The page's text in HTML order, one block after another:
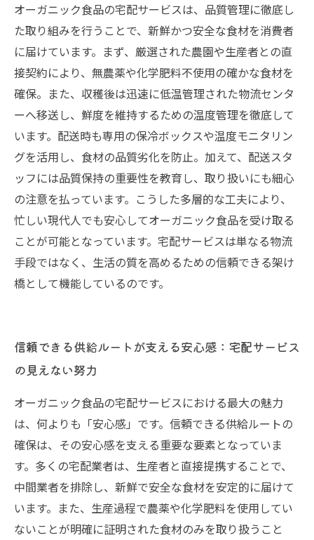
オーガニック食品の宅配サービスは、品質管理に徹底し
た取り組みを行うことで、新鮮かつ安全な食材を消費者
に届けています。まず、厳選された農園や生産者との直
接契約により、無農薬や化学肥料不使用の確かな食材を
確保。また、収穫後は迅速に低温管理された物流センタ
ーへ移送し、鮮度を維持するための温度管理を徹底して
います。配送時も専用の保冷ボックスや温度モニタリン
グを活用し、食材の品質劣化を防止。加えて、配送スタ
ッフには品質保持の重要性を教育し、取り扱いにも細心
の注意を払っています。こうした多層的な工夫により、
忙しい現代人でも安心してオーガニック食品を受け取る
ことが可能となっています。宅配サービスは単なる物流
手段ではなく、生活の質を高めるための信頼できる架け
橋として機能しているのです。
信頼できる供給ルートが支える安心感：宅配サービス
の見えない努力
オーガニック食品の宅配サービスにおける最大の魅力
は、何よりも「安心感」です。信頼できる供給ルートの
確保は、その安心感を支える重要な要素となっていま
す。多くの宅配業者は、生産者と直接提携することで、
中間業者を排除し、新鮮で安全な食材を安定的に届けて
います。また、生産過程で農薬や化学肥料を使用してい
ないことが明確に証明された食材のみを取り扱うこと